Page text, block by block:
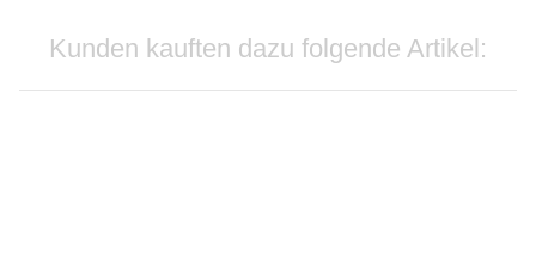
Kunden kauften dazu folgende Artikel: